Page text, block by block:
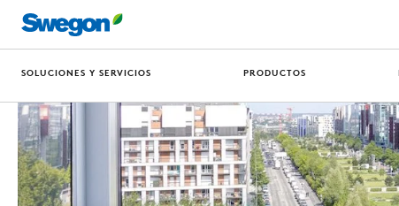
SOLUCIONES Y SERVICIOS PRODUCTOS